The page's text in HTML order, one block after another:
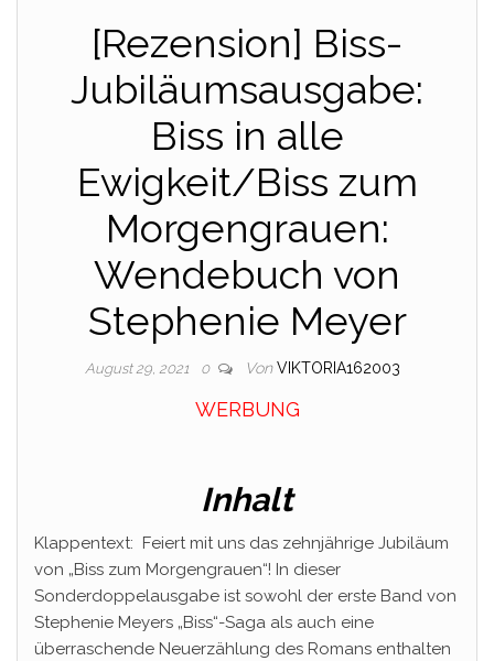
[Rezension] Biss-
Jubiläumsausgabe:
Biss in alle
Ewigkeit/Biss zum
Morgengrauen:
Wendebuch von
Stephenie Meyer
August 29, 2021 0 Von VIKTORIA162003
WERBUNG
Inhalt
Klappentext: Feiert mit uns das zehnjährige Jubiläum
von „Biss zum Morgengrauen“! In dieser
Sonderdoppelausgabe ist sowohl der erste Band von
Stephenie Meyers „Biss“-Saga als auch eine
überraschende Neuerzählung des Romans enthalten